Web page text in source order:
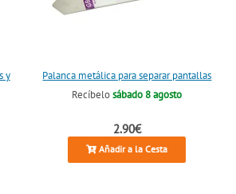
y
Palanca metálica para separar pantallas
Recíbelosábado 8 agosto
2.90€
Añadir a la Cesta